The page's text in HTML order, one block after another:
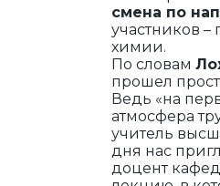
смена по
участников
химии.
По словам
прошел
Ведь «на
атмосфера
учитель
дня нас
доцент